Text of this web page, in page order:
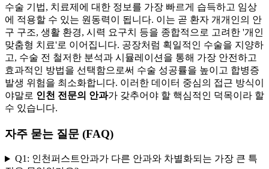
수술 기법, 치료제에 대한 정보를 가장 빠르게 습득하고 임상
에 적용할 수 있는 원동력이 됩니다. 이는 곧 환자 개개인의 안
구 구조, 생활 환경, 시력 요구치 등을 종합적으로 고려한 '개인
맞춤형 치료'로 이어집니다. 공장처럼 획일적인 수술을 지양하
고, 수술 전 철저한 분석과 시뮬레이션을 통해 가장 안전하고
효과적인 방법을 선택함으로써 수술 성공률을 높이고 합병증
발생 위험을 최소화합니다. 이러한 데이터 중심의 접근 방식이
야말로 인천 전문의 안과가 갖추어야 할 핵심적인 덕목이라 할
수 있습니다.
자주 묻는 질문 (FAQ)
Q1: 인천퍼스트안과가 다른 안과와 차별화되는 가장 큰 특